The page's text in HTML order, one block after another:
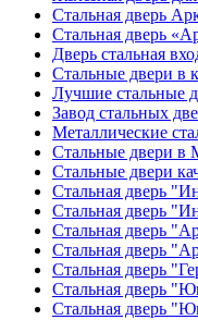
Стальная дверь
Стальная дверь
Дверь стальная
Стальные двери в
Лучшие стальные
Завод стальных
Металлические
Стальные двери в
Стальные двери
Стальная дверь
Стальная дверь
Стальная дверь
Стальная дверь
Стальная дверь
Стальная дверь
Стальная дверь